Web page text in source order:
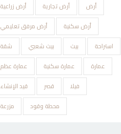
أرض أرض تجارية
أرض زراعية
أرض سكنية
أرض مرفق تعليمي
استراحة
بيت بيت شعبي
شقة
عمارة
عمارة سكنية
عمارة عظم
فيلا
قصر
قيد الإنشاء
محطة وقود
مزرعة